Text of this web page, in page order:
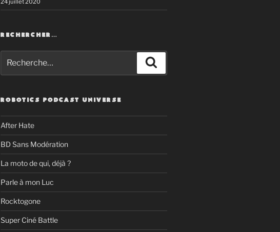
RECHERCHER…
pour
:
ROBOTICS PODCAST UNIVERSE
After Hate
BD Sans Modération
La moto de qui, déjà ?
Parle à mon Luc
Rocktogone
Super Ciné Battle